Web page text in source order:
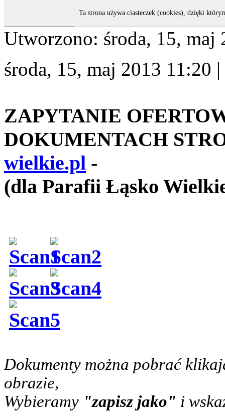
Utworzono: środa, 15, maj
środa, 15, maj 2013 11:20 |
ZAPYTANIE
DOKUMENTACH
wielkie.pl -
(dla Parafii Łąsko
Dokumenty można pobrać
obrazie,
Wybieramy "zapisz jako" i
Ta strona używa ciasteczek (cookies), dzięki